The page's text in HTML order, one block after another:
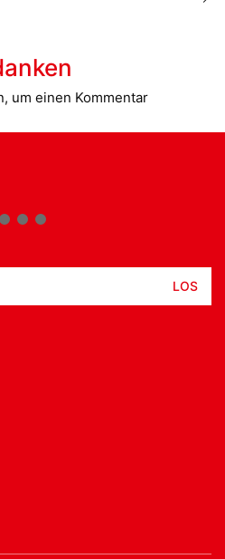
um einen Kommentar